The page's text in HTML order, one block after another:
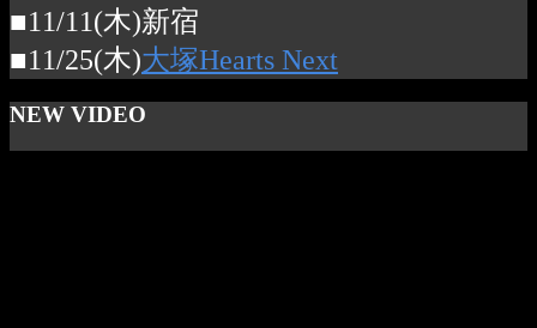
■11/11(木)新宿
■11/25(木)大塚Hearts Next
NEW VIDEO